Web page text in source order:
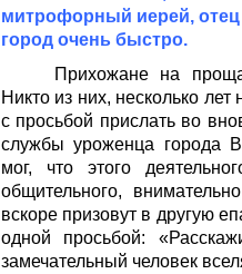
митрофорный иерей,
город очень быстро.
Прихожане на
Никто из них, несколько
с просьбой прислать во
службы уроженца города
мог, что этого
общительного,
вскоре призовут в другую
одной просьбой:
замечательный человек